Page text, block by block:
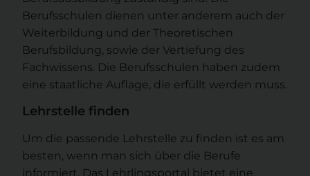
Berufsschulen dienen unter anderem auch der
Weiterbildung und der Theoretischen
Berufsbildung, sowie der Vertiefung des
Fachwissens. Die Berufsschulen haben zudem
eine staatliche Auflage, die erfüllt werden muss.
Lehrstelle finden
Um die passende Lehrstelle zu finden ist es am
besten, wenn man sich über die Berufe
informiert. Das Lehrlingsportal bietet eine